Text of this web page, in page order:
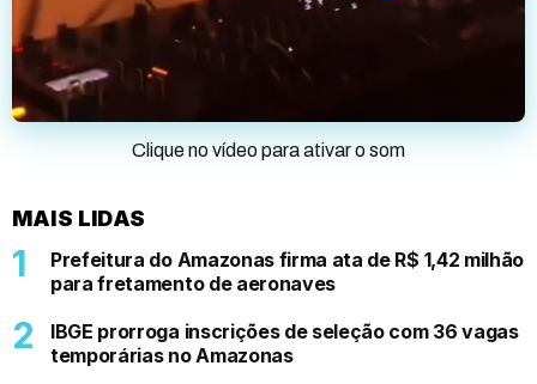
Clique no vídeo para ativar o som
MAIS LIDAS
Prefeitura do Amazonas firma ata de R$ 1,42 milhão
para fretamento de aeronaves
IBGE prorroga inscrições de seleção com 36 vagas
temporárias no Amazonas